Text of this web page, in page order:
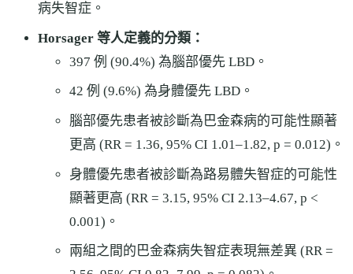
病失智症。
Horsager 等人定義的分類：
397 例 (90.4%) 為腦部優先 LBD。
42 例 (9.6%) 為身體優先 LBD。
腦部優先患者被診斷為巴金森病的可能性顯著
更高 (RR = 1.36, 95% CI 1.01–1.82, p = 0.012)。
身體優先患者被診斷為路易體失智症的可能性
顯著更高 (RR = 3.15, 95% CI 2.13–4.67, p <
0.001)。
兩組之間的巴金森病失智症表現無差異 (RR =